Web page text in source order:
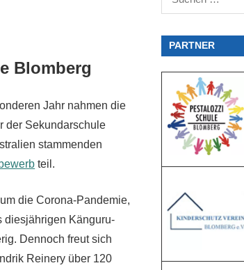
Blomberg
Jahr nahmen die
der Sekundarschule
stammenden
teil.
die Corona-Pandemie,
diesjährigen Känguru-
Dennoch freut sich
Reinery über 120
nach:
PARTNER